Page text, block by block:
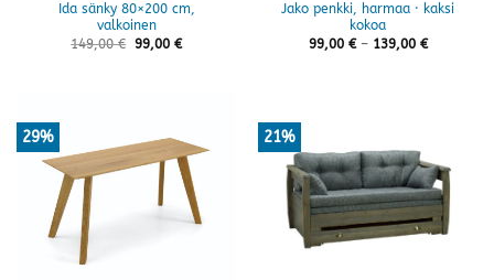
Ida sänky 80×200 cm,
valkoinen
149,00€ 99,00 €
Jako penkki, harmaa · kaksi
kokoa
99,00 € – 139,00 €
29% 21%